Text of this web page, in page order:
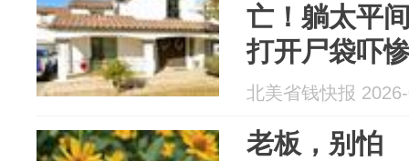
亡！躺太平
打开尸袋吓
北美省钱快报
老板，别怕